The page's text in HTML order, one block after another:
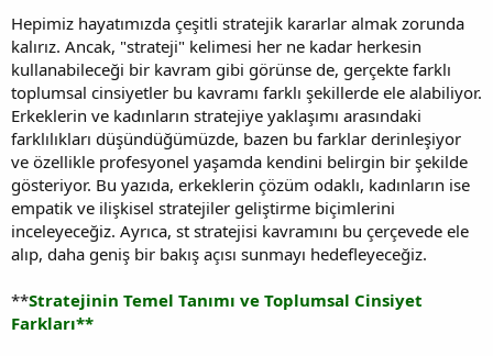
a
n
i
h
i
Hepimiz hayatımızda çeşitli stratejik kararlar almak zorunda
kalırız. Ancak, "strateji" kelimesi her ne kadar herkesin
kullanabileceği bir kavram gibi görünse de, gerçekte farklı
toplumsal cinsiyetler bu kavramı farklı şekillerde ele alabiliyor.
Erkeklerin ve kadınların stratejiye yaklaşımı arasındaki
farklılıkları düşündüğümüzde, bazen bu farklar derinleşiyor
ve özellikle profesyonel yaşamda kendini belirgin bir şekilde
gösteriyor. Bu yazıda, erkeklerin çözüm odaklı, kadınların ise
empatik ve ilişkisel stratejiler geliştirme biçimlerini
inceleyeceğiz. Ayrıca, st stratejisi kavramını bu çerçevede ele
alıp, daha geniş bir bakış açısı sunmayı hedefleyeceğiz.
**Stratejinin Temel Tanımı ve Toplumsal Cinsiyet
Farkları**